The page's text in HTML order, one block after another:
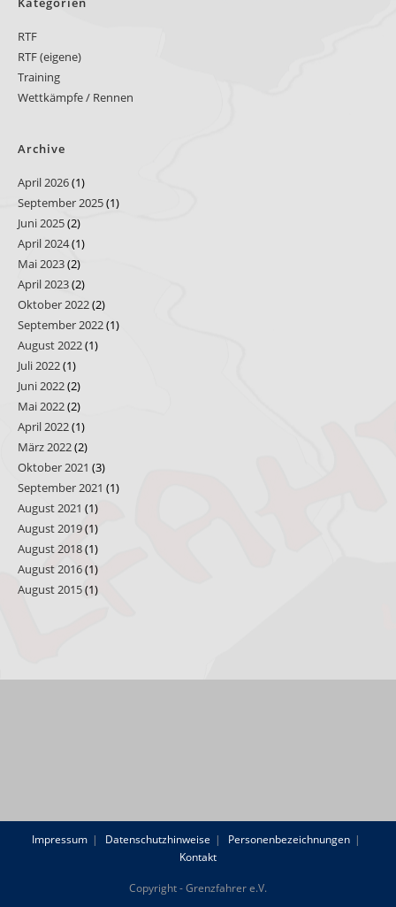
RTF
RTF (eigene)
Training
Wettkämpfe / Rennen
Archive
April 2026(1)
September 2025(1)
Juni 2025(2)
April 2024(1)
Mai 2023(2)
April 2023(2)
Oktober 2022(2)
September 2022(1)
August 2022(1)
Juli 2022(1)
Juni 2022(2)
Mai 2022(2)
April 2022(1)
März 2022(2)
Oktober 2021 (3)
September 2021 (1)
August 2021 (1)
August 2019(1)
August 2018(1)
August 2016(1)
August 2015(1)
Impressum Datenschutzhinweise
Personenbezeichnungen
Kontakt
Copyright - Grenzfahrer e.V.